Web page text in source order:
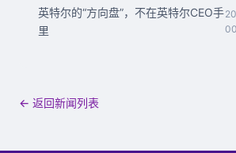
英特尔的“方向盘”，不在英特尔CEO手
里
← 返回新闻列表